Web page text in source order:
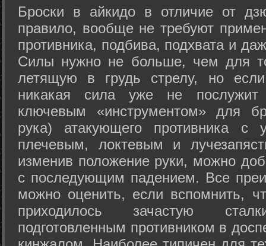
Броски в айкидо в отличие от
правило, вообще не требуют
противника, подбива, подхвата и
Силы нужно не больше, чем для
летящую в грудь стрелу, но
никакая сила уже не
ключевым «инструментом» для
рука) атакующего противника с
плечевым, локтевым и
изменив положение руки, можно
с последующим падением. Все
можно оценить, если вспомнить,
приходилось зачастую
подготовленным противником в